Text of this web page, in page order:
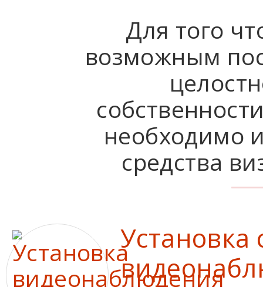
Для того
возможным
необходимо
средства
Установка